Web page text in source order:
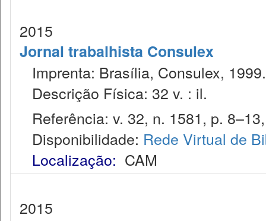
2015
Jornal trabalhista Consulex
Imprenta: Brasília, Consulex, 1999.
Descrição Física: 32 v. : il.
Referência: v. 32, n. 1581, p.
Disponibilidade: Rede Virtual de
Localização: CAM
2015